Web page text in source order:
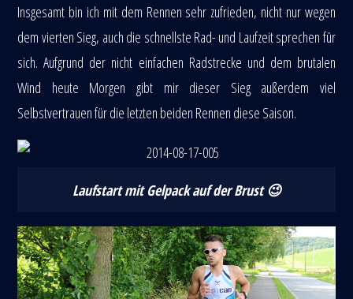
Insgesamt bin ich mit dem Rennen sehr zufrieden, nicht nur wegen
dem vierten Sieg, auch die schnellste Rad- und Laufzeit sprechen für
sich. Aufgrund der nicht einfachen Radstrecke und dem brutalen
Wind heute Morgen gibt mir dieser Sieg außerdem viel
Selbstvertrauen für die letzten beiden Rennen diese Saison.
Laufstart mit Gelpack auf der Brust 😉